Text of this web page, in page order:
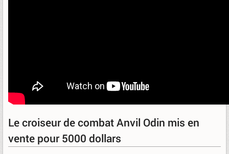
Le croiseur de combat Anvil Odin mis en
vente pour 5000 dollars